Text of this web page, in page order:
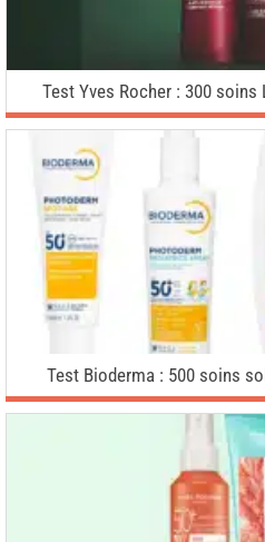
Test Yves Rocher : 300
Test Bioderma : 500 soins